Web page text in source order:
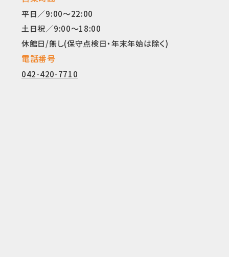
平日／9:00～22:00
土日祝／9:00～18:00
休館日/無し(保守点検日・年末年始は除く)
電話番号
042-420-7710